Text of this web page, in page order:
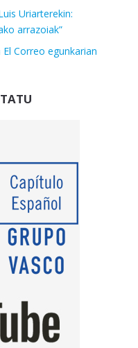
Uriarterekin:
arrazoiak”
Correo egunkarian